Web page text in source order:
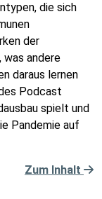
die sich
der
andere
daraus lernen
Podcast
spielt und
Pandemie auf
Zum Inhalt